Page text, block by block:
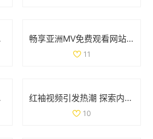
读》 畅享亚洲MV免费观看网站，让你的视觉盛宴随时上线
11
互动 红袖视频引发热潮 探索内容创作的新趋势与未来发展
10